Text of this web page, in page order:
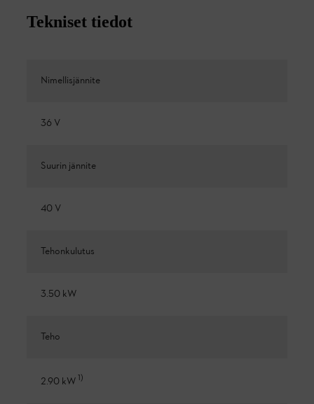
Tekniset tiedot
Nimellisjännite
36 V
Suurin jännite
40 V
Tehonkulutus
3.50 kW
Teho
2.90 kW1)